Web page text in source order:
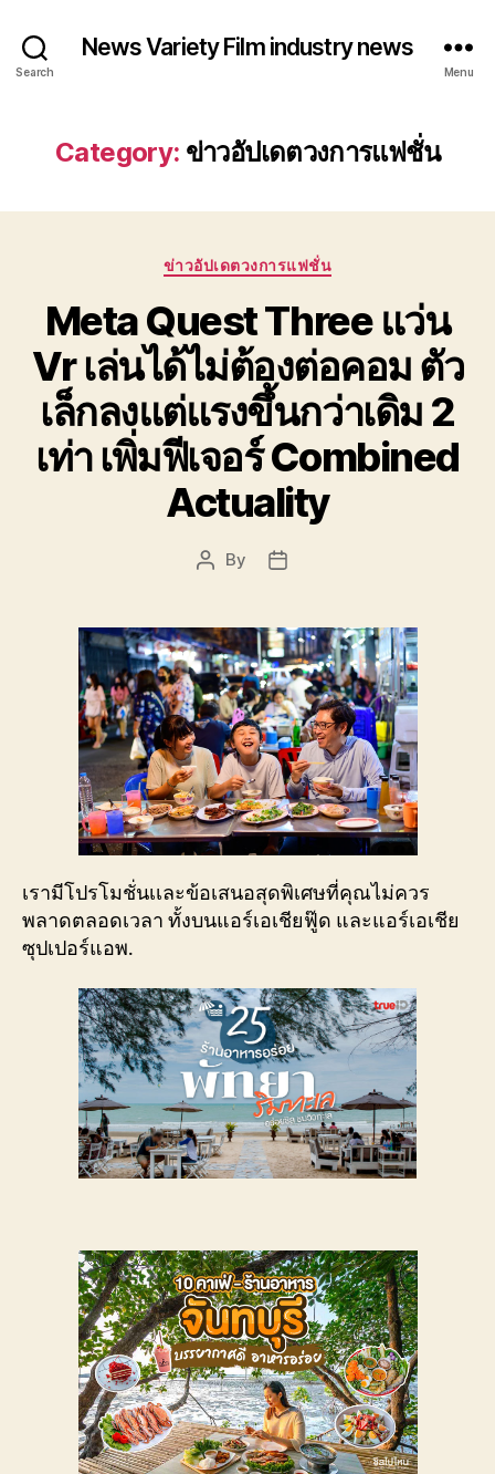
Search
News Variety Film industry news
Menu
Category: ข่าวอัปเดตวงการแฟชั่น
Categories
ข่าวอัปเดตวงการแฟชั่น
Meta Quest Three แว่น
Vr เล่นได้ไม่ต้องต่อคอม ตัว
เล็กลงแต่แรงขึ้นกว่าเดิม 2
เท่า เพิ่มฟีเจอร์ Combined
Actuality
Post
By
Post
เรามีโปรโมชั่นเเละข้อเสนอสุดพิเศษที่คุณไม่ควร
พลาดตลอดเวลา ทั้งบนแอร์เอเชียฟู๊ด และแอร์เอเชีย
ซุปเปอร์แอพ.